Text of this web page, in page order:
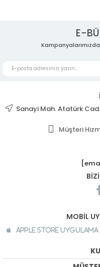
E-
Sanayi Mah. Atatürk Cad.
Müşteri
MOBİL
Apple Store Uygulama